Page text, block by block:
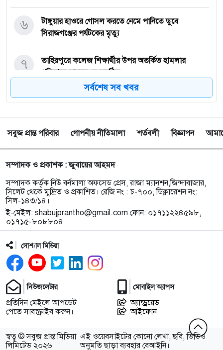
টাঙ্গুয়ার হাওরে গোসল করতে নেমে পানিতে ডুবে
সিরাজগঞ্জের পর্যটকের মৃত্যু
৬
তাহিরপুরে কলেজ শিক্ষার্থীর উপর অতর্কিত হামলার
প্রতিবাদে মানববন্ধন অনুষ্ঠিত
৭
পাঁচ বন্ধু মিলে ঘুরতে এসেছিলেন সিলেট, কফিনবন্দি হয়ে
৮
সিলেটে অনুষ্ঠান শেষে ফেরার পথে সড়ক দুর্ঘটনায় প্রাণ গেল
তরুণ শিল্পী পেহেলী ভৈরবীর
ওসমানীনগরে ইউনিক ও বেঙ্গল পরিবহনের সংঘর্ষ, নিহত ৯
আহত অন্তত ২৫
১০
ফেসবুক অ্যাড পেমেন্টে যুক্ত হলো ‘বিকাশ
১১
সিলেটে চার বছরের শিশু ফাহিমা ধর্ষণ ও হত্যা মামলায়
জাকিরের ফাঁসি, ৫ লাখ টাকা জরিমানা
১২
নয়াদিল্লিতে সাজাপ্রাপ্ত গণহত্যাকারী শেখ হাসিনাকে
সংবাদমাধ্যমের মুখোমুখি হতে দেওয়ায় ঢাকার তীব্র ক্ষোভ
১৩
বড়লেখায় গণভোটের রায় ও জুলাই সনদ বাস্তবায়নের
দাবিতে জামায়াতের সমাবেশ ও গণমিছিল
১৪
সর্বশেষ সব খবর
সবুজ প্রান্ত পরিবার গোপনীয় নীতিমালা শর্তবলী বিজ্ঞাপন
সম্পাদক ও প্রকাশক : জুবায়ের আহমদ
সম্পাদক কর্তৃক নিউ বর্নমালা অফসেড প্রেস, রাজা ম্যানশন,জিন্দাবাজার,
সিলেট থেকে মুদ্রিত ও প্রকাশিত। রেজি নং : চ-৭০০, ডিক্লারেশন নং:
সিল-১৪৩/১৪।
ই-মেইল: shabujprantho@gmail.com ফোন: ০১৭১১২২৪৫৯৮,
০১৭১৫-৮০৮৮০৪
সোশ্যাল মিডিয়া
নিউজলেটার
প্রতিদিন মেইলে আপডেট
পেতে সাবস্ক্রাইব করুন।
মোবাইল অ্যাপস
অ্যান্ড্রয়েড
আইফোন
স্বত্ব © সবুজ প্রান্ত মিডিয়া
লিমিটেড ২০২৬
এই ওয়েবসাইটের কোনো লেখা, ছবি, ভিডিও
অনুমতি ছাড়া ব্যবহার বেআইনি।